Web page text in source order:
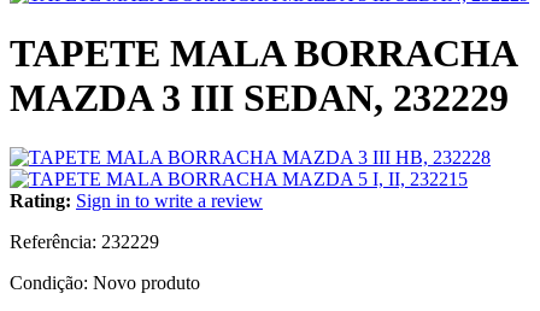
TAPETE MALA BORRACHA
MAZDA 3 III SEDAN, 232229
Rating: Sign in to write a review
Referência: 232229
Condição: Novo produto